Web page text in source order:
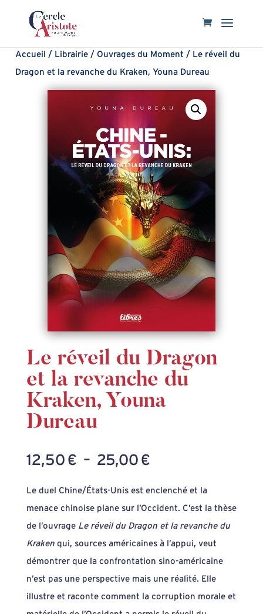
Accueil / Librairie /Ouvrages du Moment / Le réveil du
Dragon et la revanche du Kraken, Youna Dureau
Le réveil du Dragon
et la revanche du
Kraken, Youna
Dureau
12,50 € – 25,00 €Plage
prix :
12,50 €
à
25,00 €
Le duel Chine/États-Unis est enclenché et la
menace chinoise plane sur l’Occident. C’est la thèse
de l’ouvrage Le réveil du Dragon et la revanche du
Krakenqui, sources américaines à l’appui, veut
démontrer que la confrontation sino-américaine
n’est pas une perspective mais une réalité. Elle
illustre et raconte comment la corruption morale et